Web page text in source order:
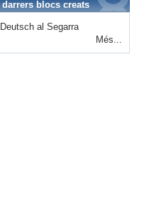
blocs creats
Deutsch al Segarra
Més...